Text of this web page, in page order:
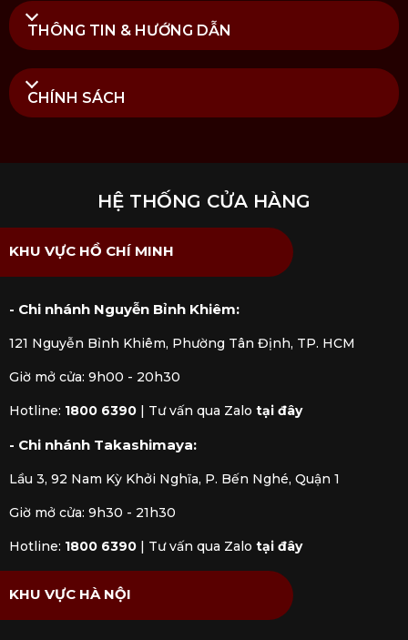
THÔNG TIN & HƯỚNG DẪN
CHÍNH SÁCH
HỆ THỐNG CỬA HÀNG
KHU VỰC HỒ CHÍ MINH
- Chi nhánh Nguyễn Bỉnh Khiêm:
121 Nguyễn Bỉnh Khiêm, Phường Tân Định, TP. HCM
Giờ mở cửa: 9h00 - 20h30
Hotline: 1800 6390 Tư vấn qua Zalo tại đây
- Chi nhánh Takashimaya:
Lầu 3, 92 Nam Kỳ Khởi Nghĩa, P. Bến Nghé, Quận 1
Giờ mở cửa: 9h30 - 21h30
Hotline: 1800 6390 Tư vấn qua Zalo tại đây
KHU VỰC HÀ NỘI